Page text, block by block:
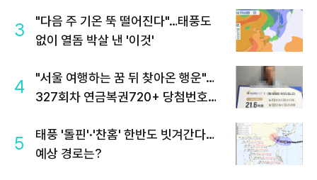
3
"다음 주 기온 뚝 떨어진다"…태풍도
없이 열돔 박살 낸 '이것'
4
"서울 여행하는 꿈 뒤 찾아온 행운"…
327회차 연금복권720+ 당첨번호조
5
태풍 '돌핀'·'찬홈' 한반도 빗겨간다…
예상 경로는?